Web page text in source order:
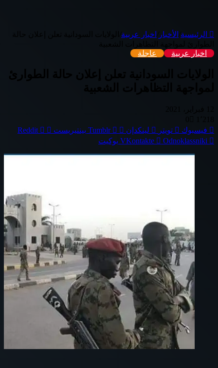
الرئيسية الأخبار اخبار عربية
اخبار عربية
عاجلة
الولايات السودانية تعلن إعلان حالة الطوارئ
فيسبوك
تويتر لينكدإن بينتيريست
Odnoklassniki بوكيت